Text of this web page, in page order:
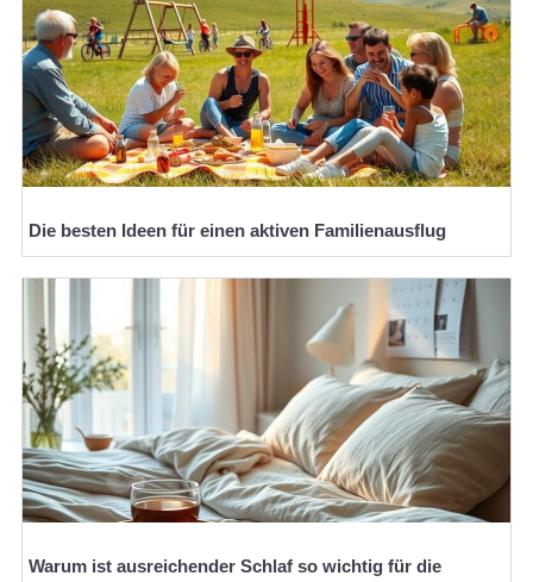
Die besten Ideen für einen aktiven Familienausflug
Warum ist ausreichender Schlaf so wichtig für die